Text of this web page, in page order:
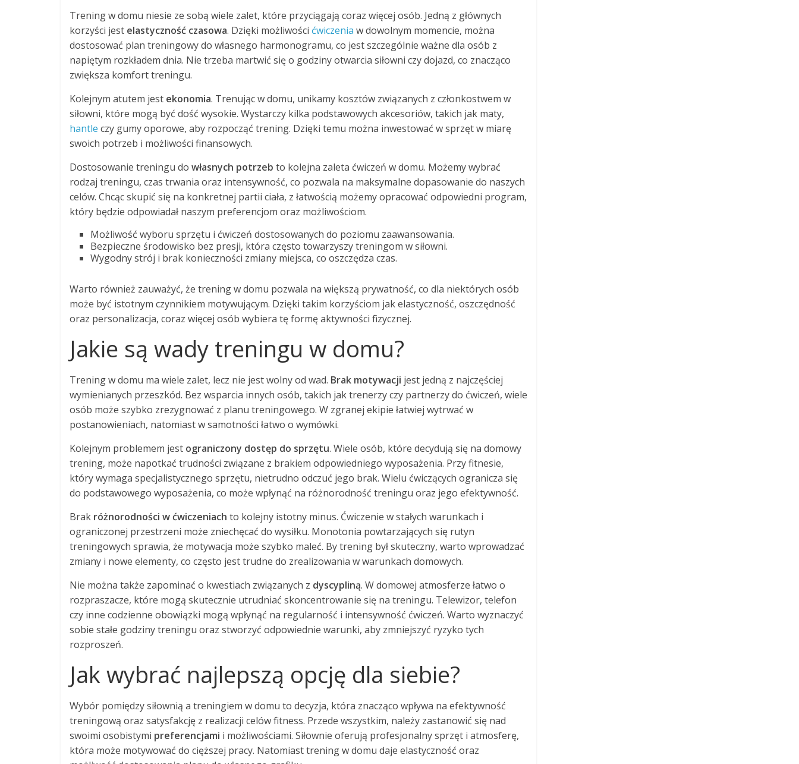
Trening w domu niesie ze sobą wiele zalet, które przyciągają coraz więcej osób. Jedną z głównych
korzyści jest elastyczność czasowa. Dzięki możliwości ćwiczenia w dowolnym momencie, można
dostosować plan treningowy do własnego harmonogramu, co jest szczególnie ważne dla osób z
napiętym rozkładem dnia. Nie trzeba martwić się o godziny otwarcia siłowni czy dojazd, co znacząco
zwiększa komfort treningu.
Kolejnym atutem jest ekonomia. Trenując w domu, unikamy kosztów związanych z członkostwem w
siłowni, które mogą być dość wysokie. Wystarczy kilka podstawowych akcesoriów, takich jak maty,
hantle czy gumy oporowe, aby rozpocząć trening. Dzięki temu można inwestować w sprzęt w miarę
swoich potrzeb i możliwości finansowych.
Dostosowanie treningu do własnych potrzeb to kolejna zaleta ćwiczeń w domu. Możemy wybrać
rodzaj treningu, czas trwania oraz intensywność, co pozwala na maksymalne dopasowanie do naszych
celów. Chcąc skupić się na konkretnej partii ciała, z łatwością możemy opracować odpowiedni program,
który będzie odpowiadał naszym preferencjom oraz możliwościom.
Możliwość wyboru sprzętu i ćwiczeń dostosowanych do poziomu zaawansowania.
Bezpieczne środowisko bez presji, która często towarzyszy treningom w siłowni.
Wygodny strój i brak konieczności zmiany miejsca, co oszczędza czas.
Warto również zauważyć, że trening w domu pozwala na większą prywatność, co dla niektórych osób
może być istotnym czynnikiem motywującym. Dzięki takim korzyściom jak elastyczność, oszczędność
oraz personalizacja, coraz więcej osób wybiera tę formę aktywności fizycznej.
Jakie są wady treningu w domu?
Trening w domu ma wiele zalet, lecz nie jest wolny od wad. Brak motywacji jest jedną z najczęściej
wymienianych przeszkód. Bez wsparcia innych osób, takich jak trenerzy czy partnerzy do ćwiczeń, wiele
osób może szybko zrezygnować z planu treningowego. W zgranej ekipie łatwiej wytrwać w
postanowieniach, natomiast w samotności łatwo o wymówki.
Kolejnym problemem jest ograniczony dostęp do sprzętu. Wiele osób, które decydują się na domowy
trening, może napotkać trudności związane z brakiem odpowiedniego wyposażenia. Przy fitnesie,
który wymaga specjalistycznego sprzętu, nietrudno odczuć jego brak. Wielu ćwiczących ogranicza się
do podstawowego wyposażenia, co może wpłynąć na różnorodność treningu oraz jego efektywność.
Brak różnorodności w ćwiczeniach to kolejny istotny minus. Ćwiczenie w stałych warunkach i
ograniczonej przestrzeni może zniechęcać do wysiłku. Monotonia powtarzających się rutyn
treningowych sprawia, że motywacja może szybko maleć. By trening był skuteczny, warto wprowadzać
zmiany i nowe elementy, co często jest trudne do zrealizowania w warunkach domowych.
Nie można także zapominać o kwestiach związanych z dyscypliną. W domowej atmosferze łatwo o
rozpraszacze, które mogą skutecznie utrudniać skoncentrowanie się na treningu. Telewizor, telefon
czy inne codzienne obowiązki mogą wpłynąć na regularność i intensywność ćwiczeń. Warto wyznaczyć
sobie stałe godziny treningu oraz stworzyć odpowiednie warunki, aby zmniejszyć ryzyko tych
rozproszeń.
Jak wybrać najlepszą opcję dla siebie?
Wybór pomiędzy siłownią a treningiem w domu to decyzja, która znacząco wpływa na efektywność
treningową oraz satysfakcję z realizacji celów fitness. Przede wszystkim, należy zastanowić się nad
swoimi osobistymi preferencjami i możliwościami. Siłownie oferują profesjonalny sprzęt i atmosferę,
która może motywować do cięższej pracy. Natomiast trening w domu daje elastyczność oraz